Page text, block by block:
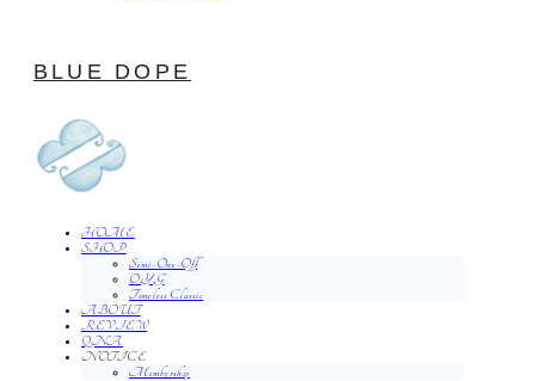
BLUE DOPE
HOME
SHOP
Semi-One-Off
O.Y.G
Timeless Classic
ABOUT
REVIEW
QNA
NOTICE
Membership